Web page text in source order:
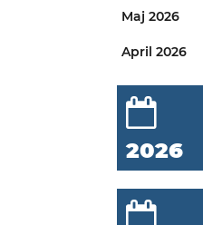
Maj 2026
April 2026
2026